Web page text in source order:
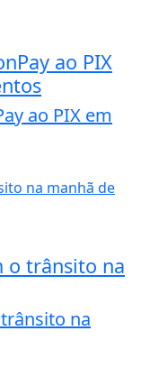
ao PIX
ao PIX em
o trânsito na
na